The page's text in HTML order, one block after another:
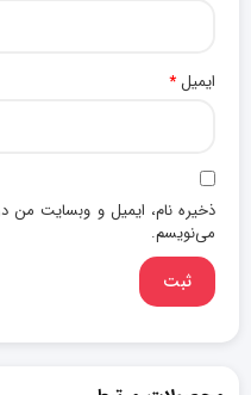
ایمیل*
ذخیره نام، ایمیل و وبسایت من
می‌نویسم.